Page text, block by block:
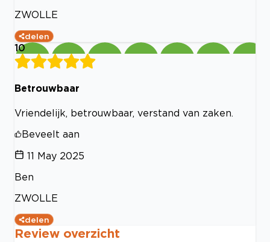
ZWOLLE
delen
10
Betrouwbaar
Vriendelijk, betrouwbaar, verstand van zaken.
Beveelt aan
11 May 2025
Ben
ZWOLLE
delen
Review overzicht